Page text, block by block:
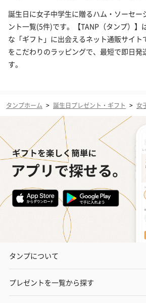
誕生日に女子中学生に贈るハム・ソーセー
ント一覧(5件)です。【TANP（タンプ）】
な「ギフト」に出会えるネット通販サイト
をこだわりのラッピングで、最短で即日発
す。
タンプホーム > 誕生日プレゼント・ギフト > 女
タンプについて
プレゼントを一覧から探す